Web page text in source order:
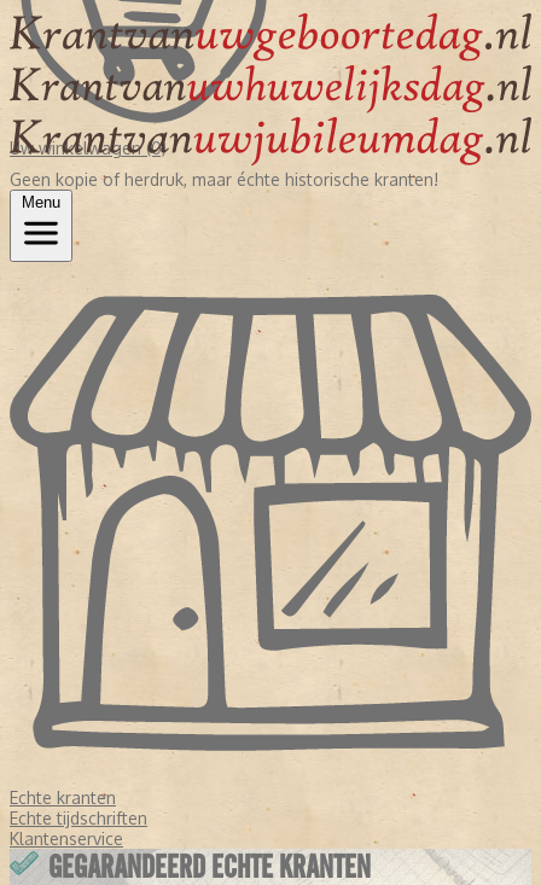
Uw winkelwagen (0)
Geen kopie of herdruk, maar échte historische kranten!
Menu
Echte kranten
Echte tijdschriften
Klantenservice
GEGARANDEERD ECHTE KRANTEN